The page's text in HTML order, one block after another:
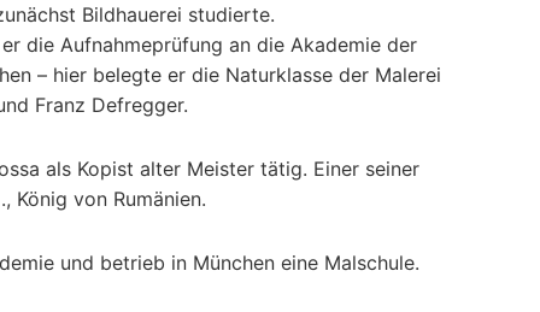
Bildhauerei studierte.
die Aufnahmeprüfung an die Akademie der
– hier belegte er die Naturklasse der Malerei
Franz Defregger.
als Kopist alter Meister tätig. Einer seiner
König von Rumänien.
und betrieb in München eine Malschule.